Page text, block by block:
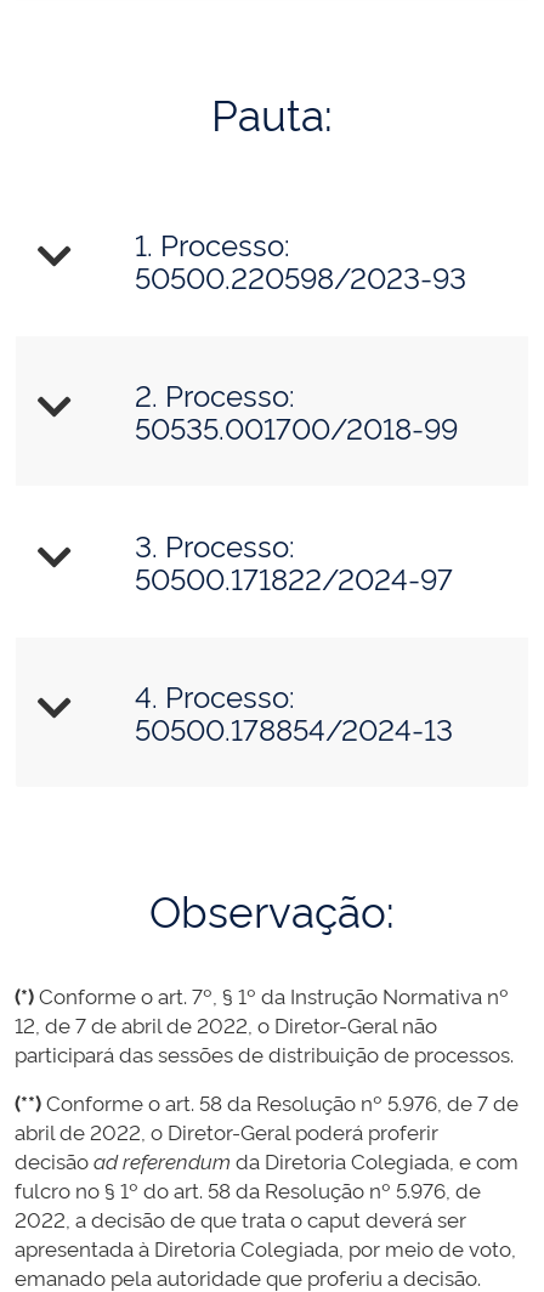
Pauta:
1. Processo:
50500.220598/2023-93
2. Processo:
50535.001700/2018-99
3. Processo:
50500.171822/2024-97
4. Processo:
50500.178854/2024-13
Observação:
(*)Conforme o art. 7º, § 1º da Instrução Normativa nº
12, de 7 de abril de 2022, o Diretor-Geral não
participará das sessões de distribuição de processos.
(**)Conforme o art. 58 da Resolução nº 5.976, de 7 de
abril de 2022, o Diretor-Geral poderá proferir
decisãoad referendum da Diretoria Colegiada, e com
fulcro no § 1º do art. 58 da Resolução nº 5.976, de
2022, a decisão de que trata o caput deverá ser
apresentada à Diretoria Colegiada, por meio de voto,
emanado pela autoridade que proferiu a decisão.